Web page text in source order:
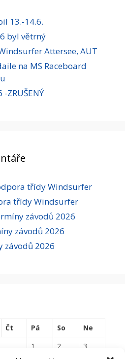
13.-14.6.
byl větrný
Attersee, AUT
na MS Raceboard
ZRUŠENÝ
třídy Windsurfer
třídy Windsurfer
závodů 2026
závodů 2026
závodů 2026
Čt Pá So
Ne
1
2 3